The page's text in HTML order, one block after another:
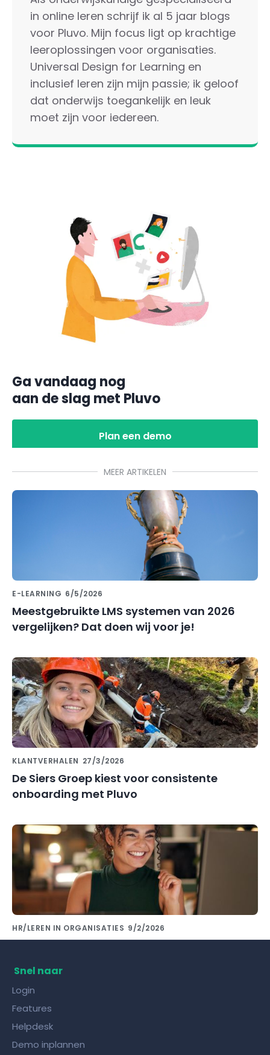
in online leren schrijf ik al 5 jaar blogs
voor Pluvo. Mijn focus ligt op krachtige
leeroplossingen voor organisaties.
Universal Design for Learning en
inclusief leren zijn mijn passie; ik geloof
dat onderwijs toegankelijk en leuk
moet zijn voor iedereen.
Ga vandaag nog
aan de slag met Pluvo
Plan een demo
MEER ARTIKELEN
E-LEARNING 6/5/2026
Meestgebruikte LMS systemen van 2026
vergelijken? Dat doen wij voor je!
KLANTVERHALEN 27/3/2026
De Siers Groep kiest voor consistente
onboarding met Pluvo
HR/LEREN IN ORGANISATIES 9/2/2026
Snel naar
Login
Features
Helpdesk
Demo inplannen